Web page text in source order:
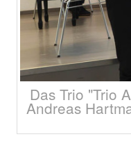
Das Trio "Trio
Andreas